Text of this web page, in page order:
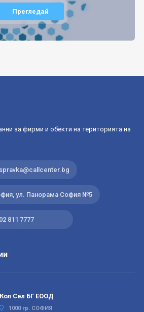
Прегледай
за фирми и обекти на територията на
ул. Панорама София №5
02 811 7777
Кол Сел БГ ЕООД
1000 гр. СОФИЯ